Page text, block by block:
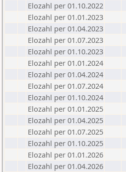
Elozahl per 01.10.2022
Elozahl per 01.01.2023
Elozahl per 01.04.2023
Elozahl per 01.07.2023
Elozahl per 01.10.2023
Elozahl per 01.01.2024
Elozahl per 01.04.2024
Elozahl per 01.07.2024
Elozahl per 01.10.2024
Elozahl per 01.01.2025
Elozahl per 01.04.2025
Elozahl per 01.07.2025
Elozahl per 01.10.2025
Elozahl per 01.01.2026
Elozahl per 01.04.2026